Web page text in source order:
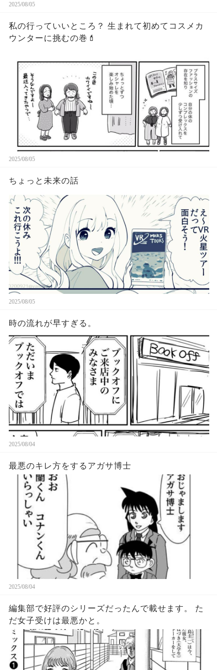
2025/08/05
私の行っていいところ？ 生まれて初めてコスメカ
ウンターに挑むの巻💄
2025/08/05
ちょっと未来の話
2025/08/05
時の流れが早すぎる。
2025/08/04
最悪のキレ方をするアガサ博士
2025/08/04
編集部で好評のシリーズだったんで載せます。 た
だ女子受けは最悪かと。